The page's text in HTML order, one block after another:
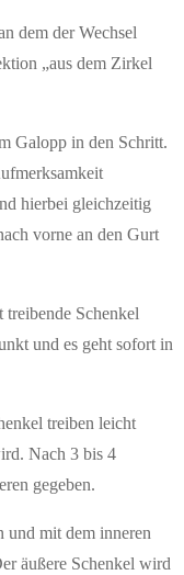
dem der Wechsel
„aus dem Zirkel
Galopp in den Schritt.
hierbei gleichzeitig
vorne an den Gurt
Schenkel
und es geht sofort in
treiben leicht
Nach 3 bis 4
gegeben.
und mit dem inneren
äußere Schenkel wird